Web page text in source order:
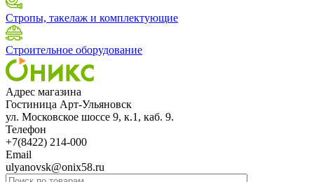
Стропы, такелаж и комплектующие
Строительное оборудование
Адрес магазина
Гостиница Арт-Ульяновск
ул. Московское шоссе 9, к.1, каб. 9.
Телефон
+7(8422) 214-000
Email
ulyanovsk@onix58.ru